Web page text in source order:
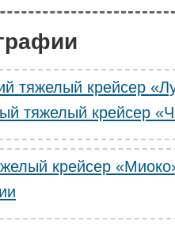
тяжелый крейсер
тяжелый крейсер
крейсер